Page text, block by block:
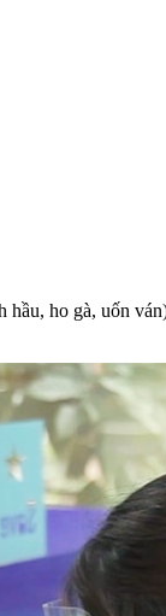
ho gà, uốn